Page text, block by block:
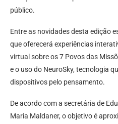
público.
Entre as novidades desta edição
que oferecerá experiências
virtual sobre os 7 Povos das
e o uso do NeuroSky, tecnologia
dispositivos pelo pensamento.
De acordo com a secretária de
Maria Maldaner, o objetivo é